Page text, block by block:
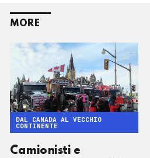
MORE
Camionisti e
DAL CANADA AL VECCHIO
CONTINENTE